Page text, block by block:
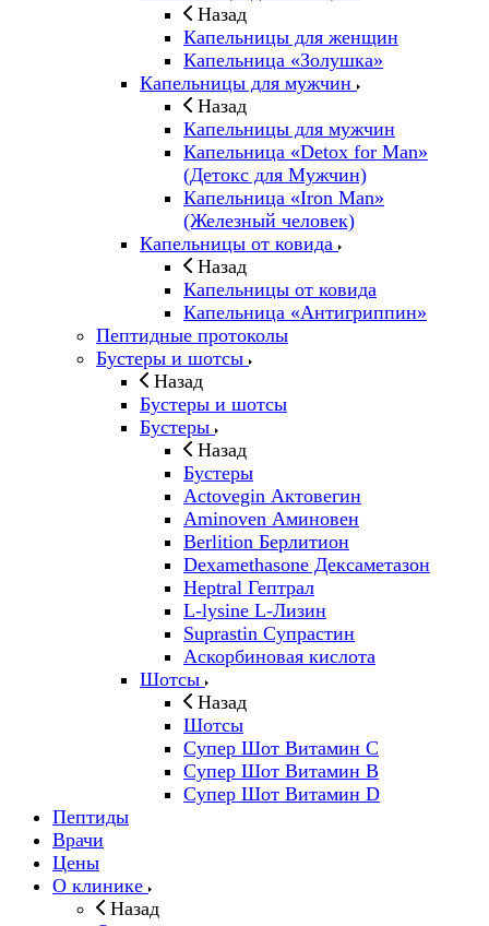
Назад
Капельницы для женщин
Капельница «Золушка»
Капельницы для мужчин
Назад
Капельницы для мужчин
Капельница «Detox for Man»
(Детокс для Мужчин)
Капельница «Iron Man»
(Железный человек)
Капельницы от ковида
Назад
Капельницы от ковида
Капельница «Антигриппин»
Пептидные протоколы
Бустеры и шотсы
Назад
Бустеры и шотсы
Бустеры
Назад
Бустеры
Actovegin Актовегин
Aminoven Аминовен
Berlition Берлитион
Dexamethasone Дексаметазон
Heptral Гептрал
L-lysine L-Лизин
Suprastin Супрастин
Аскорбиновая кислота
Шотсы
Назад
Шотсы
Супер Шот Витамин C
Супер Шот Витамин B
Супер Шот Витамин D
Пептиды
Врачи
Цены
О клинике
Назад